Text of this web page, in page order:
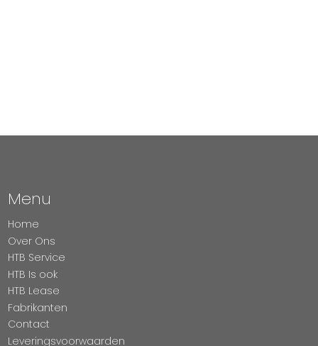
Menu
Home
Over Ons
HTB Service
HTB Is ook
HTB Lease
Fabrikanten
Contact
Leveringsvoorwaarden